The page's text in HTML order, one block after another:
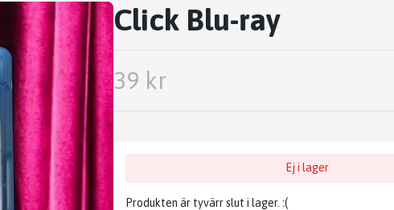
Click Blu-ray
39 kr
Ej i lager
Produkten är tyvärr slut i lager. :(